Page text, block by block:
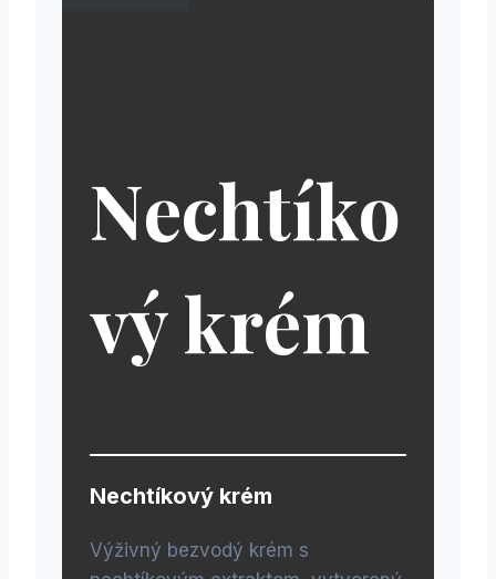
Nechtíko
vý krém
Nechtíkový krém
Výživný bezvodý krém s